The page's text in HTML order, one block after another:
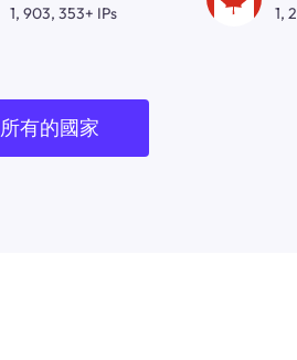
1, 903, 353+ IPs 1,
所有的國家